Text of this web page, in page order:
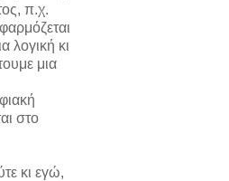
π.χ.
λογική κι
μια
στο
κι εγώ,